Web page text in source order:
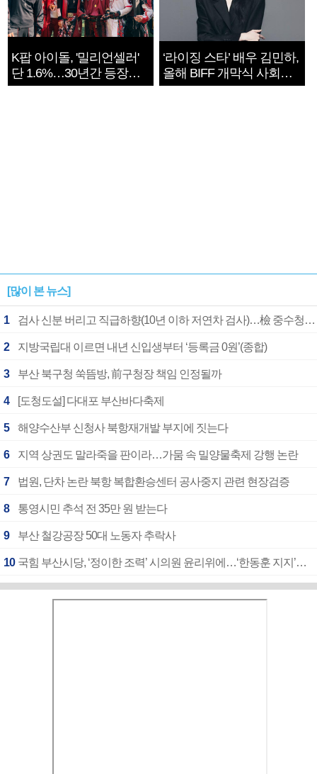
K팝 아이돌, '밀리언셀러'
단 1.6%…30년간 등장
1182개팀 전수조사
‘라이징 스타’ 배우 김민하,
올해 BIFF 개막식 사회자
확정
[많이 본 뉴스]
1 검사 신분 버리고 직급하향(10년 이하 저연차 검사)…檢 중수청행 기피
2 지방국립대 이르면 내년 신입생부터 ‘등록금 0원’(종합)
3 부산 북구청 쑥뜸방, 前구청장 책임 인정될까
4 [도청도설] 다대포 부산바다축제
5 해양수산부 신청사 북항재개발 부지에 짓는다
6 지역 상권도 말라죽을 판이라…가뭄 속 밀양물축제 강행 논란
7 법원, 단차 논란 북항 복합환승센터 공사중지 관련 현장검증
8 통영시민 추석 전 35만 원 받는다
9 부산 철강공장 50대 노동자 추락사
10 국힘 부산시당, ‘정이한 조력’ 시의원 윤리위에…‘한동훈 지지’도 신고접수